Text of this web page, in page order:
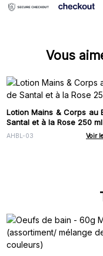
Vous
Lotion Mains & Corps au
Santal et à la Rose 250 ml
AHBL-03 Voir